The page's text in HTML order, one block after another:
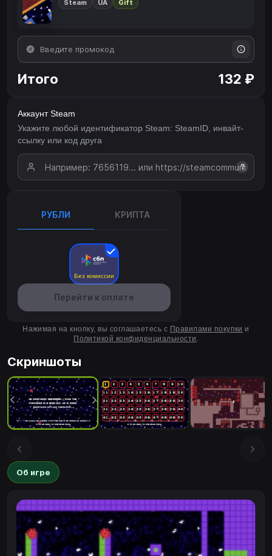
Steam UA Gift
Итого 132 ₽
Аккаунт Steam
Укажите любой идентификатор Steam: SteamID, инвайт-
ссылку или код друга
?
РУБЛИ КРИПТА
Без комиссии
Перейти к оплате
Нажимая на кнопку, вы соглашаетесь с Правилами покупки и
Политикой конфиденциальности.
Скриншоты
Об игре